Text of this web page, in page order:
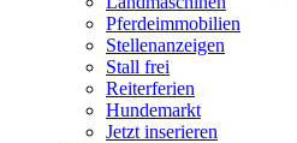
Pferdeimmobilien
Stellenanzeigen
Stall frei
Reiterferien
Hundemarkt
Jetzt inserieren